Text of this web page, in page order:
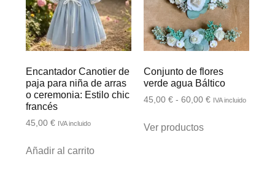
Encantador Canotier de
paja para niña de arras
o ceremonia: Estilo chic
francés
45,00 € IVA incluido
Añadir al carrito
Conjunto de flores
verde agua Báltico
45,00 € - 60,00 € IVA incluido
Ver productos